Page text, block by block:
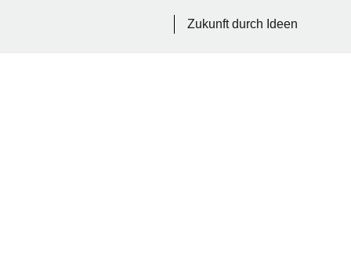
Zukunft durch Ideen